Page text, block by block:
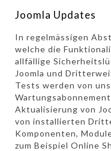
Joomla Updates
In regelmässigen
welche die
allfällige
Joomla und
Tests werden von
Aktualisierung von
von installierten
Komponenten,
zum Beispiel Online